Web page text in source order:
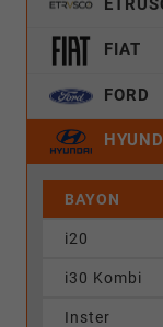
FIAT
FORD
BAYON
i20
i30 Kombi
Inster